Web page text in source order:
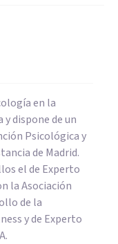
en la
dispone de un
Psicológica y
de Madrid.
el de Experto
la Asociación
de la
y de Experto